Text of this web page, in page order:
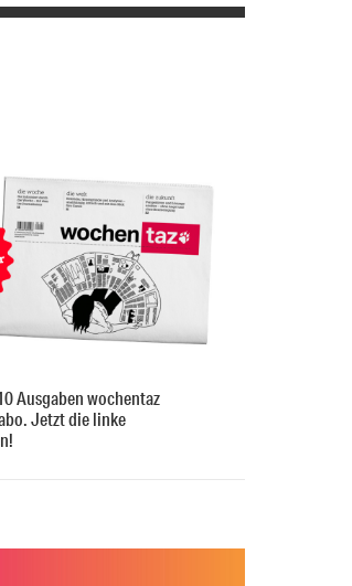
Ausgaben wochentaz
Jetzt die linke